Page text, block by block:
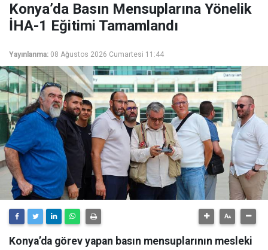
Konya’da Basın Mensuplarına Yönelik
İHA-1 Eğitimi Tamamlandı
Yayınlanma: 08 Ağustos 2026 Cumartesi 11:44
Konya’da görev yapan basın mensuplarının mesleki